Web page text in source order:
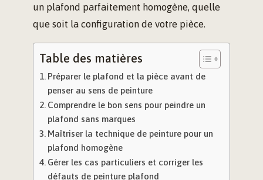
un plafond parfaitement homogène, quelle
que soit la configuration de votre pièce.
Table des matières
Préparer le plafond et la pièce avant de
penser au sens de peinture
Comprendre le bon sens pour peindre un
plafond sans marques
Maîtriser la technique de peinture pour un
plafond homogène
Gérer les cas particuliers et corriger les
défauts de peinture plafond